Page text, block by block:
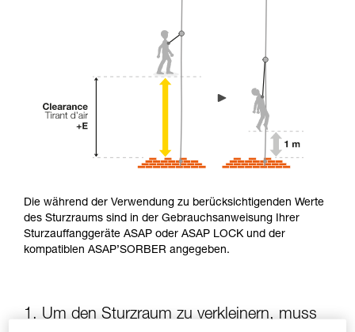
Die während der Verwendung zu berücksichtigenden Werte
des Sturzraums sind in der Gebrauchsanweisung Ihrer
Sturzauffanggeräte ASAP oder ASAP LOCK und der
kompatiblen ASAP’SORBER angegeben.
1. Um den Sturzraum zu verkleinern, muss